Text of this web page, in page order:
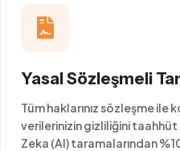
Yasal Sözleşmeli
Tüm haklarınız sözleşme ile
verilerinizin gizliliğini
Zeka (AI) taramalarından